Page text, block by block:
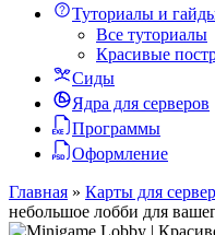
Туториалы и
Все туториалы
Красивые
Сиды
Ядра для серверов
Программы
Оформление
Главная » Карты для
небольшое лобби для